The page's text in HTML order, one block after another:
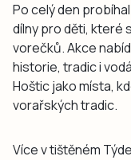
Po celý den
dílny pro děti, které
vorečků. Akce
historie, tradic i
Hoštic jako místa,
vorařských tradic.
Více v tištěném